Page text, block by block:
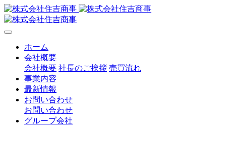
ホーム
会社概要
会社概要 社長のご挨拶 売買流れ
事業内容
最新情報
お問い合わせ
お問い合わせ
グループ会社